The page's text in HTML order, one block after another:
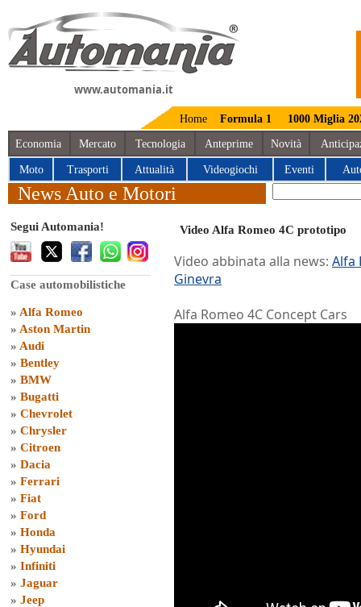
www.automania.it
Home Formula 1 1000 Miglia
Economia Mercato Tecnologia Anteprime Novità
Moto Trasporti Attualità Videogiochi Eventi
News Auto e Motori
Segui Automania!
Case automobilistiche
» Alfa Romeo
» Aston Martin
» Audi
» Bentley
» BMW
» Bugatti
» Chevrolet
» Chrysler
» Citroen
» Dacia
» Ferrari
» Fiat
» Ford
» Honda
» Hyundai
» Infiniti
» Jaguar
» Jeep
Video Alfa Romeo 4C prototipo
Video abbinata alla news: Alfa
Ginevra
Alfa Romeo 4C Concept Cars